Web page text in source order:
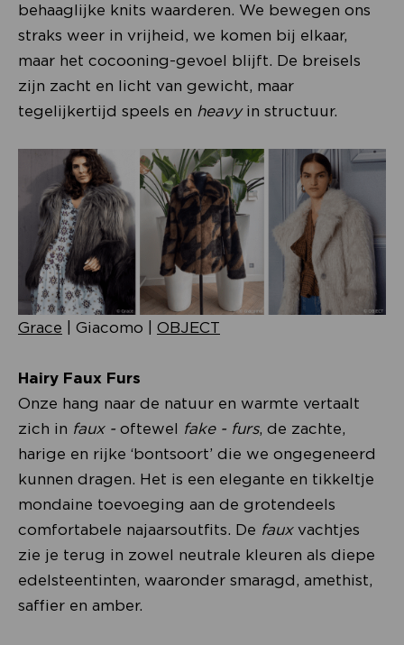
behaaglijke knits waarderen. We bewegen ons
straks weer in vrijheid, we komen bij elkaar,
maar het cocooning-gevoel blijft. De breisels
zijn zacht en licht van gewicht, maar
tegelijkertijd speels en heavyin structuur.
Grace | Giacomo | OBJECT
Hairy Faux Furs
Onze hang naar de natuur en warmte vertaalt
zich in faux - oftewel fake - furs, de zachte,
harige en rijke ‘bontsoort’ die we ongegeneerd
kunnen dragen. Het is een elegante en tikkeltje
mondaine toevoeging aan de grotendeels
comfortabele najaarsoutfits. De faux vachtjes
zie je terug in zowel neutrale kleuren als diepe
edelsteentinten, waaronder smaragd, amethist,
saffier en amber.